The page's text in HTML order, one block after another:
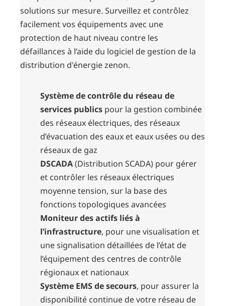
solutions sur mesure. Surveillez et contrôlez
facilement vos équipements avec une
protection de haut niveau contre les
défaillances à l’aide du logiciel de gestion de la
distribution d'énergie zenon.
Système de contrôle du réseau de
services publics pour la gestion combinée
des réseaux électriques, des réseaux
d’évacuation des eaux et eaux usées ou des
réseaux de gaz
DSCADA(Distribution SCADA) pour gérer
et contrôler les réseaux électriques
moyenne tension, sur la base des
fonctions topologiques avancées
Moniteur des actifs liés à
l’infrastructure, pour une visualisation et
une signalisation détaillées de l’état de
l’équipement des centres de contrôle
régionaux et nationaux
Système EMS de secours, pour assurer la
disponibilité continue de votre réseau de